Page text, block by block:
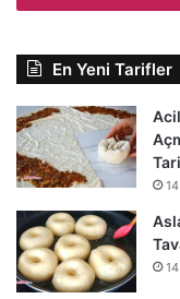
En Yeni Tarifler